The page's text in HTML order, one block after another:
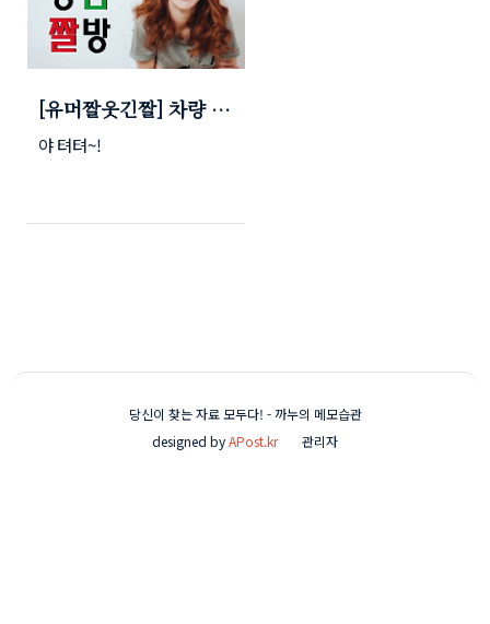
[유머짤웃긴짤] 차량 절
도범 (여성 절도범) ㅋ
ㅋㅋ
야 텨텨~!
당신이 찾는 자료 모두다! - 까누의 메모습관
designed byAPost.kr 관리자